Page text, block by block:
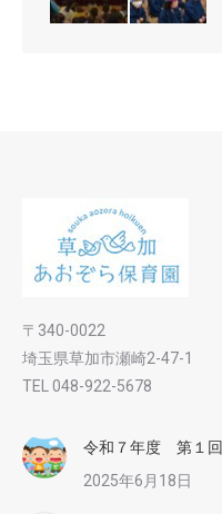
〒340-0022
埼玉県草加市瀬崎2-47-1
TEL 048-922-5678
令和７年度 第１
2025年6月18日